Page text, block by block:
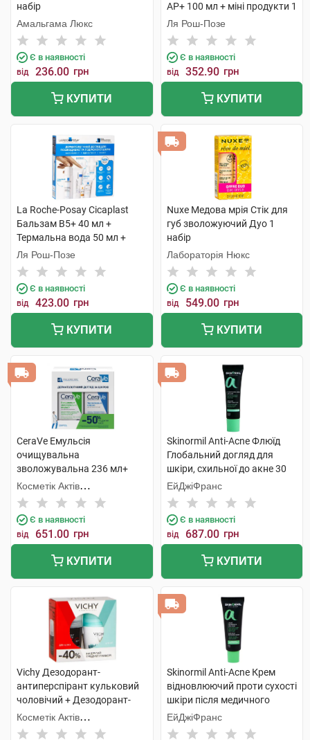
набір
Амальгама Люкс
Є в наявності
від 236.00 грн
КУПИТИ
AP+ 100 мл + міні продукти 1
набір
Ля Рош-Позе
Є в наявності
від 352.90 грн
КУПИТИ
La Roche-Posay Cicaplast
Бальзам B5+ 40 мл +
Термальна вода 50 мл +
Lipikar Syndet AP+ Крем-гель
15 мл + AntheliosUVA 400 1
набір
Ля Рош-Позе
Є в наявності
від 423.00 грн
КУПИТИ
Nuxe Медова мрія Стік для
губ зволожуючий Дуо 1
набір
Лабораторія Нюкс
Є в наявності
від 549.00 грн
КУПИТИ
CeraVe Емульсія
очищувальна
зволожувальна 236 мл+
молочко зволожувальне
236 мл 1 набір
Косметік Актів
Інтернаціональ
Є в наявності
від 651.00 грн
КУПИТИ
Skinormil Anti-Acne Флюїд
Глобальний догляд для
шкіри, схильної до акне 30
мл 1 туба
ЕйДжіФранс
Є в наявності
від 687.00 грн
КУПИТИ
Vichy Дезодорант-
антиперспірант кульковий
чоловічий + Дезодорант-
антипреспірант кульковий
жіночий 48 годин 1 набір
Косметік Актів
Інтернаціональ
Skinormil Anti-Acne Крем
відновлюючий проти сухості
шкіри після медичного
лікування 50 мл 1 туба
ЕйДжіФранс